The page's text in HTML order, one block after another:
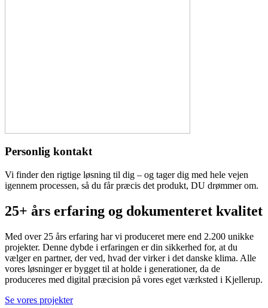
Personlig kontakt
Vi finder den rigtige løsning til dig – og tager dig med hele vejen
igennem processen, så du får præcis det produkt, DU drømmer om.
25+ års erfaring og dokumenteret kvalitet
Med over 25 års erfaring har vi produceret mere end 2.200 unikke
projekter. Denne dybde i erfaringen er din sikkerhed for, at du
vælger en partner, der ved, hvad der virker i det danske klima. Alle
vores løsninger er bygget til at holde i generationer, da de
produceres med digital præcision på vores eget værksted i Kjellerup.
Se vores projekter